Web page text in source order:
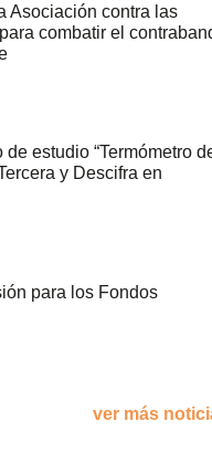
Asociación contra las
combatir el
estudio “Termómetro
y Descifra en
para los Fondos
ver más